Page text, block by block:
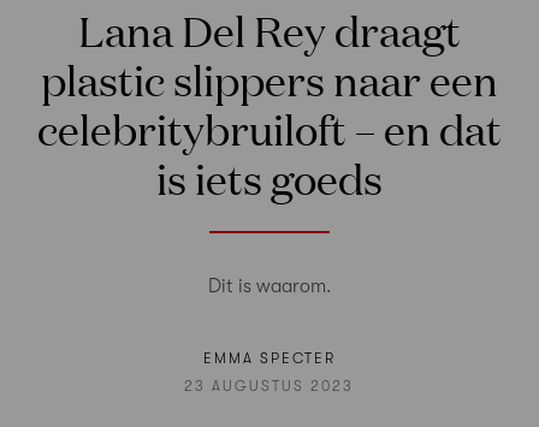
Lana Del Rey draagt
plastic slippers naar een
celebritybruiloft – en dat
is iets goeds
Dit is waarom.
EMMA SPECTER
23 AUGUSTUS 2023